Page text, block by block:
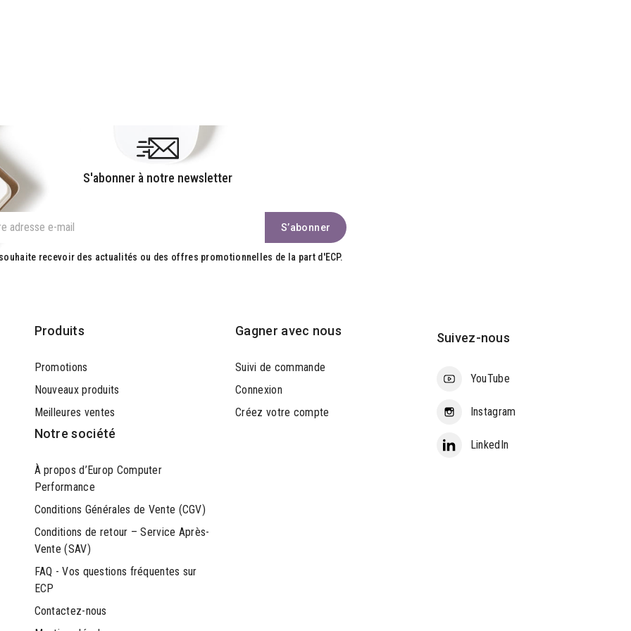
S'abonner à notre newsletter
recevoir des actualités ou des offres promotionnelles de la part d'ECP.
Produits
Promotions
Nouveaux produits
Meilleures ventes
Notre société
À propos d’Europ Computer
Performance
Conditions Générales de Vente (CGV)
Conditions de retour – Service Après-
Vente (SAV)
FAQ - Vos questions fréquentes sur
ECP
Contactez-nous
Gagner avec nous
Suivi de commande
Connexion
Créez votre compte
Suivez-nous
YouTube
Instagram
LinkedIn